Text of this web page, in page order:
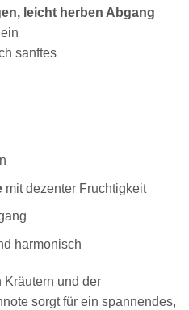
leicht herben Abgang
sanftes
mit dezenter Fruchtigkeit
harmonisch
Kräutern und der
sorgt für ein spannendes,